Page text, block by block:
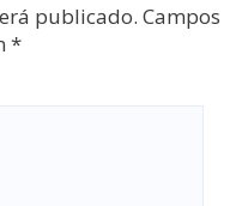
publicado. Campos
*